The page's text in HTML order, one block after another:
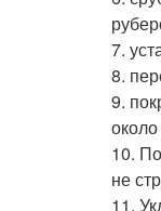
7.
8.
9.
около
10.
не
11.